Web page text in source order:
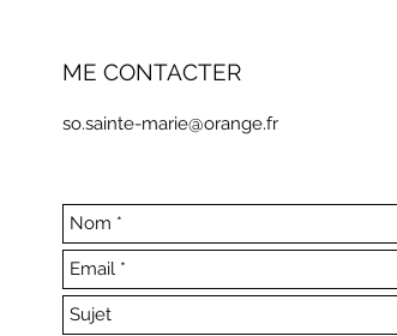
ME CONTACTER
so.sainte-marie@orange.fr